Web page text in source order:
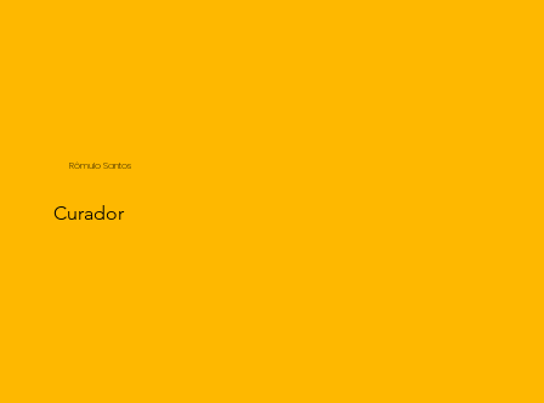
Rômulo Santos
Curador